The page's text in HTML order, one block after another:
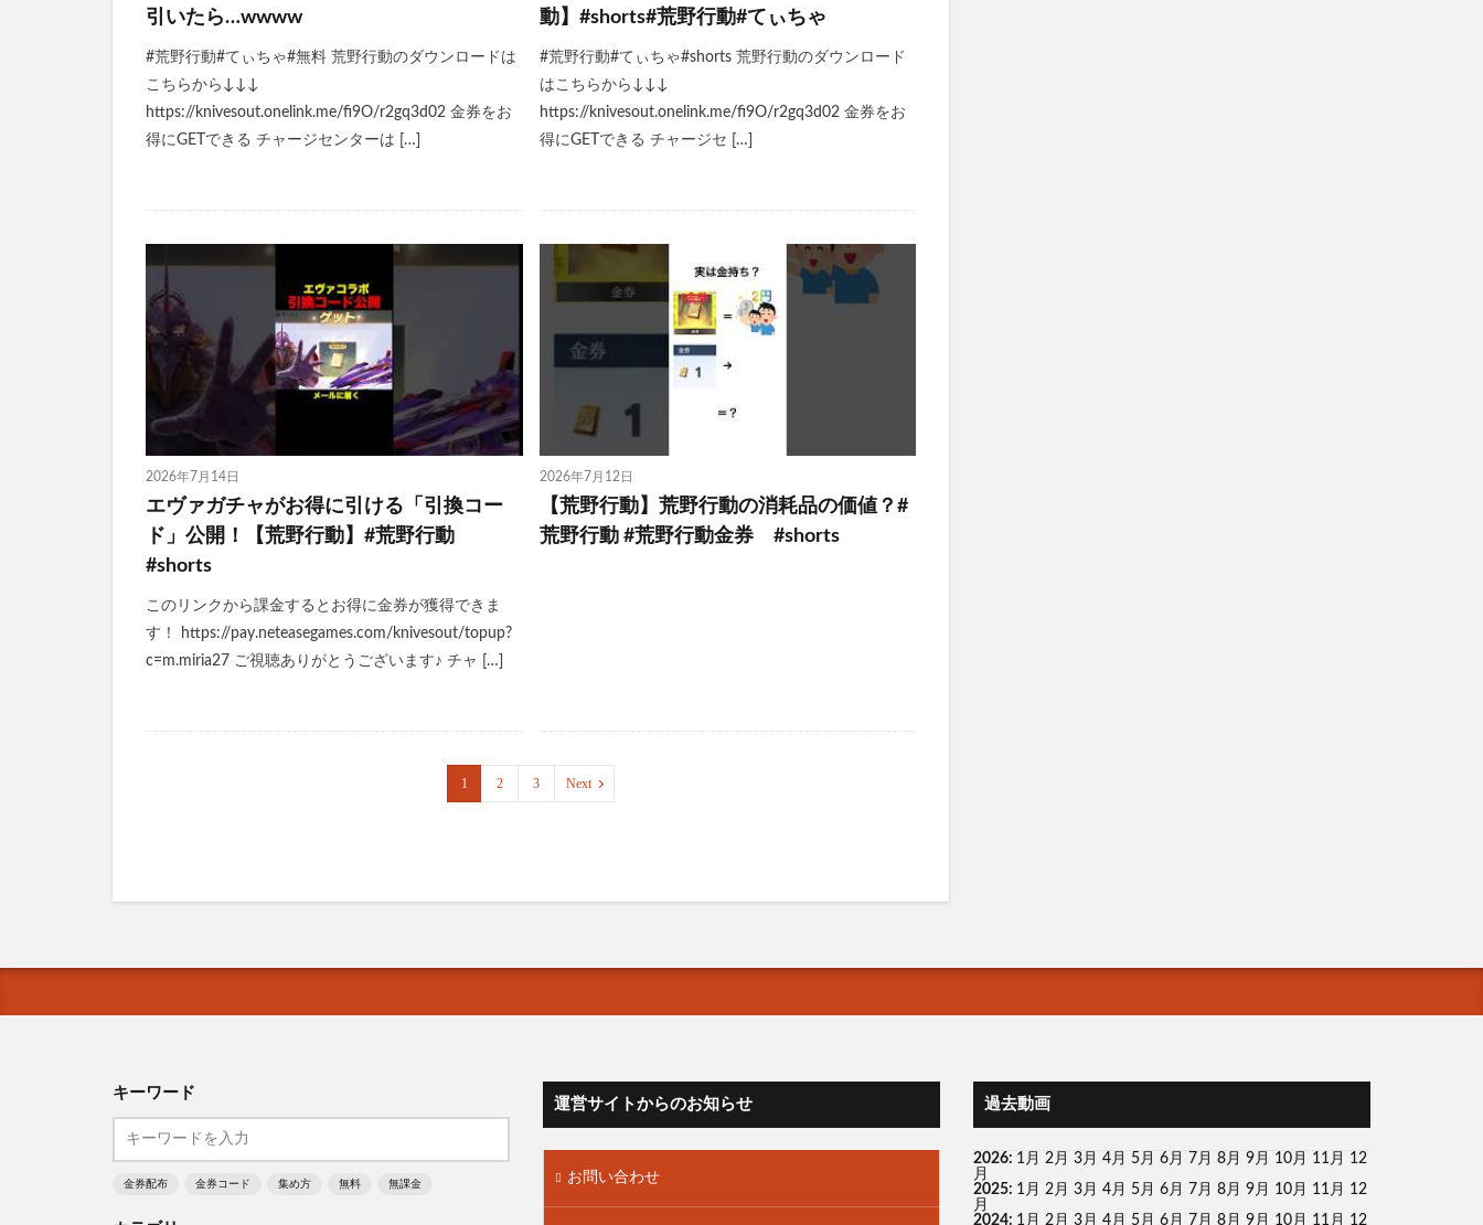
引いたら…wwww
#荒野行動#てぃちゃ#無料 荒野行動のダウンロードは
こちらから↓↓↓
https://knivesout.onelink.me/fi9O/r2gq3d02 金券をお
得にGETできる チャージセンターは […]
動】#shorts#荒野行動#てぃちゃ
#荒野行動#てぃちゃ#shorts 荒野行動のダウンロード
はこちらから↓↓↓
https://knivesout.onelink.me/fi9O/r2gq3d02 金券をお
得にGETできる チャージセ […]
2026年7月14日
エヴァガチャがお得に引ける「引換コー
ド」公開！【荒野行動】#荒野行動
#shorts
このリンクから課金するとお得に金券が獲得できま
す！ https://pay.neteasegames.com/knivesout/topup?
c=m.miria27 ご視聴ありがとうございます♪ チャ […]
2026年7月12日
【荒野行動】荒野行動の消耗品の価値？#
荒野行動 #荒野行動金券 #shorts
1 2 3 Next
キーワード
金券配布 金券コード 集め方 無料 無課金
運営サイトからのお知らせ
お問い合わせ
過去動画
2026: 1月 2月 3月 4月 5月 6月 7月 8月 9月 10月 11月
12
月
2025: 1月 2月 3月 4月 5月 6月 7月 8月 9月 10月 11月
12
月
2024: 1月 2月 3月 4月 5月 6月 7月 8月 9月 10月 11月 12